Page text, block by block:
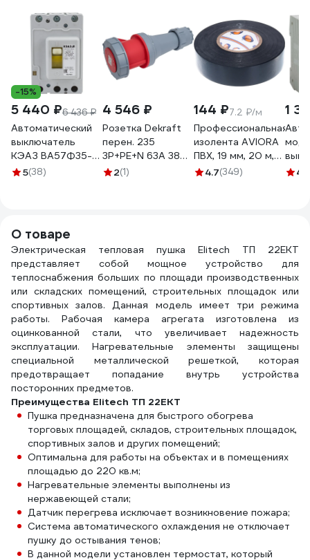
-15%
5 440 ₽6 436 ₽
Автоматический
выключатель
КЭАЗ ВА57Ф35-
340010-
5(38)
4 546 ₽
Розетка Dekraft
перен. 235
3Р+РЕ+N 63А 380В
IP67 РП-103
2(1)
144 ₽7.2 ₽/м
Профессиональная
изолента AVIORA
ПВХ, 19 мм, 20 м,
черная 305-030
4.7(349)
1
4п4.9
О товаре
Электрическая тепловая пушка Elitech ТП 22ЕКТ
представляет собой мощное устройство для
теплоснабжения больших по площади производственных
или складских помещений, строительных площадок или
спортивных залов. Данная модель имеет три режима
работы. Рабочая камера агрегата изготовлена из
оцинкованной стали, что увеличивает надежность
эксплуатации. Нагревательные элементы защищены
специальной металлической решеткой, которая
предотвращает попадание внутрь устройства
посторонних предметов.
Преимущества Elitech ТП 22ЕКТ
Пушка предназначена для быстрого обогрева
торговых площадей, складов, строительных площадок,
спортивных залов и других помещений;
Оптимальна для работы на объектах и в помещениях
площадью до 220 кв.м;
Нагревательные элементы выполнены из
нержавеющей стали;
Датчик перегрева исключает возникновение пожара;
Система автоматического охлаждения не отключает
пушку до остывания тенов;
В данной модели установлен термостат, который